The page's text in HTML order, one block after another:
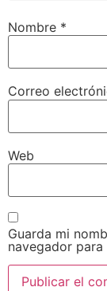
Nombre *
Correo
Web
Guarda mi
navegador